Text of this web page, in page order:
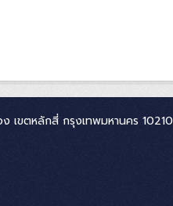
เขตหลักสี่ กรุงเทพมหานคร 10210